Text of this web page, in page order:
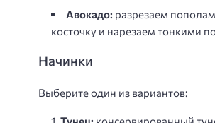
Авокадо: разрезаем
косточку и нарезаем тонкими
Начинки
Выберите один из вариантов: